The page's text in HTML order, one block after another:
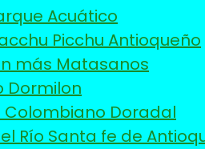
Acuático
Picchu Antioqueño
más Matasanos
Dormilon
Colombiano Doradal
Río Santa fe de